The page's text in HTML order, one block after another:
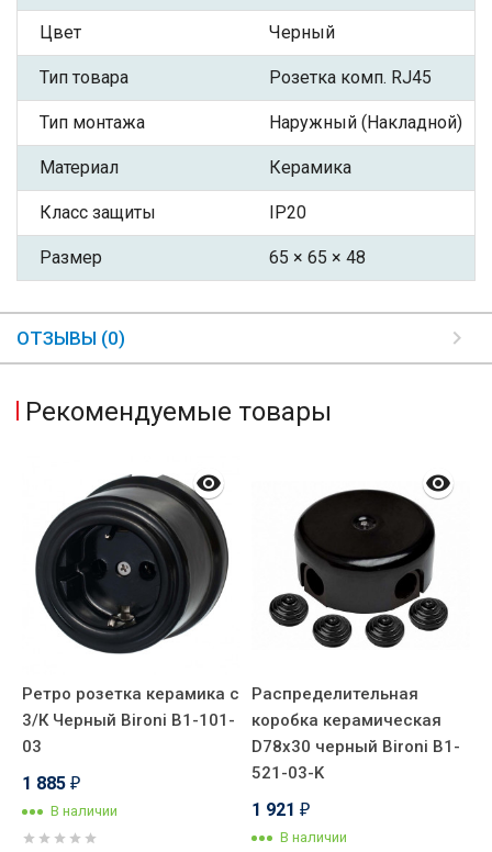
Цвет Черный
Тип товара Розетка комп. RJ45
Тип монтажа Наружный (Накладной)
Материал Керамика
Класс защиты IP20
Размер 65 × 65 × 48
ОТЗЫВЫ (0)
Рекомендуемые товары
Ретро розетка керамика с
3/К Черный Bironi B1-101-
03
1 885 ₽
В наличии
Распределительная
коробка керамическая
D78х30 черный Bironi B1-
521-03-K
1 921 ₽
В наличии